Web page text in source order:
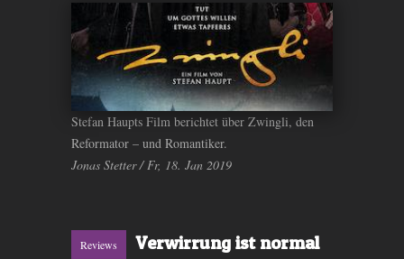
Stefan Haupts Film berichtet über Zwingli, den
Reformator – und Romantiker.
Jonas Stetter / Fr, 18. Jan 2019
Reviews Verwirrung ist normal